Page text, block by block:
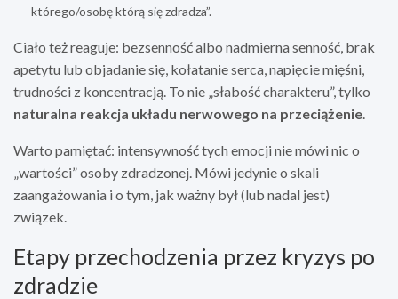
którego/osobę którą się zdradza”.
Ciało też reaguje: bezsenność albo nadmierna senność, brak
apetytu lub objadanie się, kołatanie serca, napięcie mięśni,
trudności z koncentracją. To nie „słabość charakteru”, tylko
naturalna reakcja układu nerwowego na przeciążenie.
Warto pamiętać: intensywność tych emocji nie mówi nic o
„wartości” osoby zdradzonej. Mówi jedynie o skali
zaangażowania i o tym, jak ważny był (lub nadal jest)
związek.
Etapy przechodzenia przez kryzys po
zdradzie